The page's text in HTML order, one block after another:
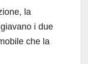
la
i due
che la